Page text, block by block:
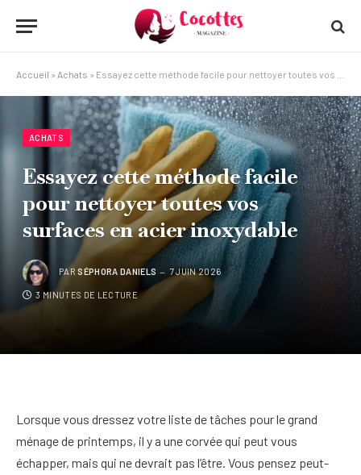
Accueil » Achats » Essayez cette méthode facile pour nettoyer toutes vos surfaces en acier inoxydable
ACHATS
Essayez cette méthode facile
pour nettoyer toutes vos
surfaces en acier inoxydable
PAR SÉPHORA DANIELS 7 JUIN 2026
3 MINUTES DE LECTURE
Lorsque vous dressez votre liste de tâches pour le grand
ménage de printemps, il y a une corvée qui peut vous
échapper, mais qui ne devrait pas l’être. Vous pensez peut-